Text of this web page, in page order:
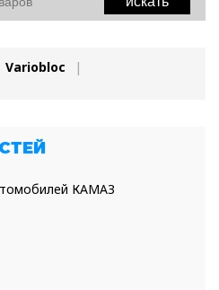
Variobloc
КАМАЗ